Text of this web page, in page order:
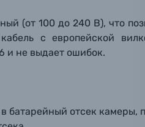
оборудование
Имя*
(от 100 до 240 В), что
с европейской
и не выдает ошибок.
батарейный отсек камеры,